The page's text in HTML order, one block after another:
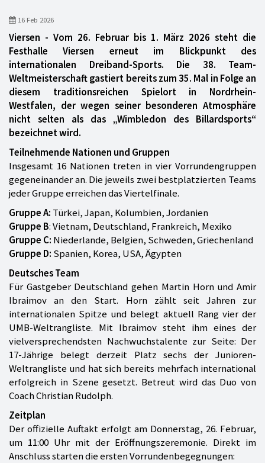
16 Feb 2026
Viersen - Vom 26. Februar bis 1. März 2026 steht die
Festhalle Viersen erneut im Blickpunkt des
internationalen Dreiband-Sports. Die 38. Team-
Weltmeisterschaft gastiert bereits zum 35. Mal in Folge an
diesem traditionsreichen Spielort in Nordrhein-
Westfalen, der wegen seiner besonderen Atmosphäre
nicht selten als das „Wimbledon des Billardsports“
bezeichnet wird.
Teilnehmende Nationen und Gruppen
Insgesamt 16 Nationen treten in vier Vorrundengruppen
gegeneinander an. Die jeweils zwei bestplatzierten Teams
jeder Gruppe erreichen das Viertelfinale.
Gruppe A: Türkei, Japan, Kolumbien, Jordanien
Gruppe B: Vietnam, Deutschland, Frankreich, Mexiko
Gruppe C: Niederlande, Belgien, Schweden, Griechenland
Gruppe D: Spanien, Korea, USA, Ägypten
Deutsches Team
Für Gastgeber Deutschland gehen Martin Horn und Amir
Ibraimov an den Start. Horn zählt seit Jahren zur
internationalen Spitze und belegt aktuell Rang vier der
UMB-Weltrangliste. Mit Ibraimov steht ihm eines der
vielversprechendsten Nachwuchstalente zur Seite: Der
17-Jährige belegt derzeit Platz sechs der Junioren-
Weltrangliste und hat sich bereits mehrfach international
erfolgreich in Szene gesetzt. Betreut wird das Duo von
Coach Christian Rudolph.
Zeitplan
Der offizielle Auftakt erfolgt am Donnerstag, 26. Februar,
um 11:00 Uhr mit der Eröffnungszeremonie. Direkt im
Anschluss starten die ersten Vorrundenbegegnungen: